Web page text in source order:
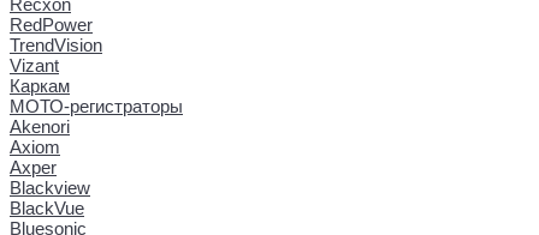
RedPower
TrendVision
Vizant
Каркам
МОТО-регистраторы
Akenori
Axiom
Axper
Blackview
BlackVue
Bluesonic